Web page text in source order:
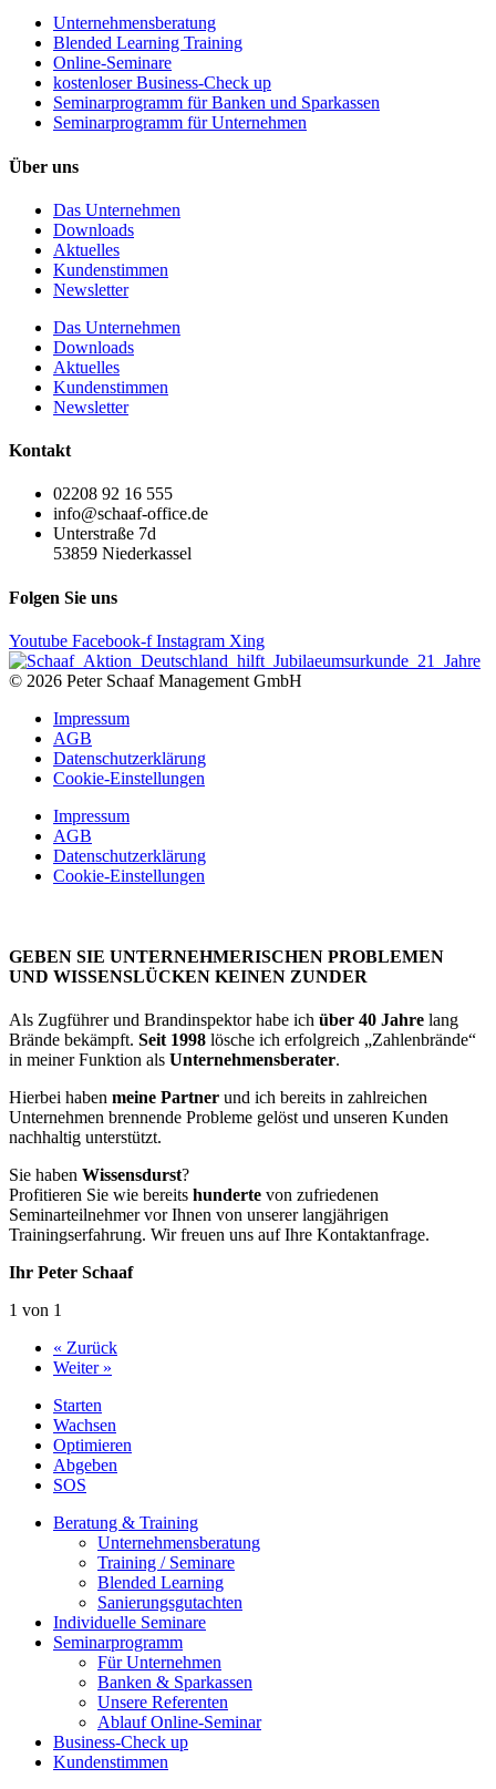
Unternehmens­beratung
Blended Learning Training
Online-Seminare
kostenloser Business-Check up
Seminarprogramm für Banken und Sparkassen
Seminarprogramm für Unternehmen
Über uns
Das Unternehmen
Downloads
Aktuelles
Kundenstimmen
Newsletter
Das Unternehmen
Downloads
Aktuelles
Kundenstimmen
Newsletter
Kontakt
02208 92 16 555
info@schaaf-office.de
Unterstraße 7d
53859 Niederkassel
Folgen Sie uns
Youtube Facebook-f Instagram Xing
© 2026 Peter Schaaf Management GmbH
Impressum
AGB
Datenschutzerklärung
Cookie-Einstellungen
Impressum
AGB
Datenschutzerklärung
Cookie-Einstellungen
GEBEN SIE UNTERNEHMERISCHEN PROBLEMEN
UND WISSENSLÜCKEN KEINEN ZUNDER
Als Zugführer und Brandinspektor habe ich über 40 Jahre lang
Brände bekämpft. Seit 1998 lösche ich erfolgreich „Zahlenbrände“
in meiner Funktion als Unternehmensberater.
Hierbei haben meine Partner und ich bereits in zahlreichen
Unternehmen brennende Probleme gelöst und unseren Kunden
nachhaltig unterstützt.
Sie haben Wissensdurst?
Profitieren Sie wie bereits hunderte von zufriedenen
Seminarteilnehmer vor Ihnen von unserer langjährigen
Trainingserfahrung. Wir freuen uns auf Ihre Kontaktanfrage.
Ihr Peter Schaaf
1 von 1
« Zurück
Weiter »
Starten
Wachsen
Optimieren
Abgeben
SOS
Beratung & Training
Unternehmens­beratung
Training / Seminare
Blended Learning
Sanierungs­gutachten
Individuelle Seminare
Seminarprogramm
Für Unternehmen
Banken & Sparkassen
Unsere Referenten
Ablauf Online-Seminar
Business-Check up
Kundenstimmen